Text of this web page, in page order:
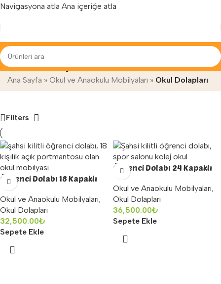
Navigasyona atla Ana içeriğe atla
Okul Dolapları
Ana Sayfa » Okul ve Anaokulu Mobilyaları » Okul Dolapları
Filters
Öğrenci Dolabı 18 Kapaklı
Okul ve Anaokulu Mobilyaları,
Okul Dolapları
32,500.00₺
Sepete Ekle
Öğrenci Dolabı 24 Kapaklı
Okul ve Anaokulu Mobilyaları,
Okul Dolapları
36,500.00₺
Sepete Ekle